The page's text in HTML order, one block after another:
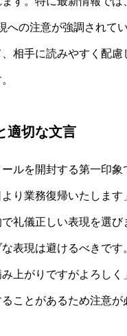
への注意が強調されて
相手に読みやすく配慮
適切な文言
ルを開封する第一印象
り業務復帰いたします
礼儀正しい表現を選び
表現は避けるべきです
上がりですがよろしく
ことがあるため注意が